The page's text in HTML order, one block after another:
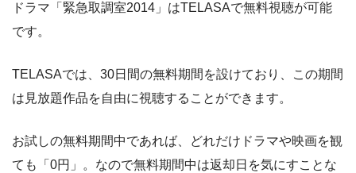
オ
DMM 約7,000本 540円 なし
ビデオマーケット 約200,000本 550円
ドラマ「緊急取調室2014」はTELASAで無料視聴が可能
です。
TELASAでは、30日間の無料期間を設けており、この期間
は見放題作品を自由に視聴することができます。
お試しの無料期間中であれば、どれだけドラマや映画を観
ても「0円」。なので無料期間中は返却日を気にすことな